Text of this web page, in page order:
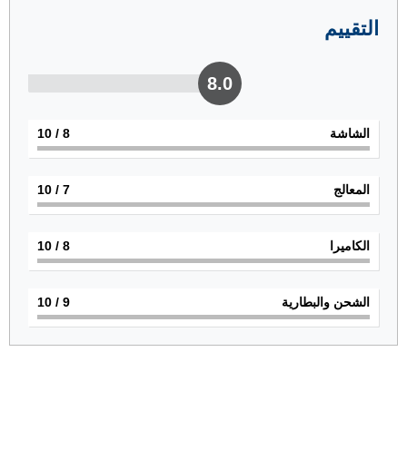
التقييم
8.0
الشاشة 8
/ 10
المعالج 7
/ 10
الكاميرا 8
/ 10
الشحن والبطارية 9
/ 10